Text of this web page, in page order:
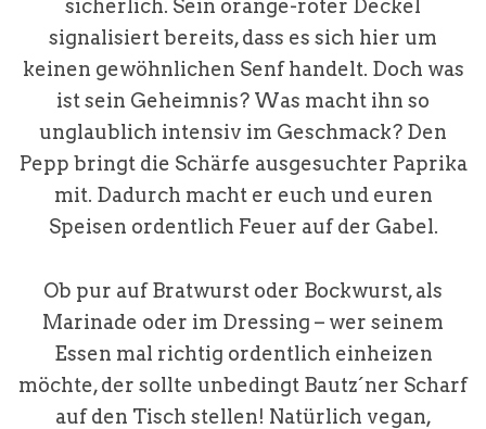
sicherlich. Sein orange-roter Deckel
signalisiert bereits, dass es sich hier um
keinen gewöhnlichen Senf handelt. Doch was
ist sein Geheimnis? Was macht ihn so
unglaublich intensiv im Geschmack? Den
Pepp bringt die Schärfe ausgesuchter Paprika
mit. Dadurch macht er euch und euren
Speisen ordentlich Feuer auf der Gabel.
Ob pur auf Bratwurst oder Bockwurst, als
Marinade oder im Dressing – wer seinem
Essen mal richtig ordentlich einheizen
möchte, der sollte unbedingt Bautz´ner Scharf
auf den Tisch stellen! Natürlich vegan,